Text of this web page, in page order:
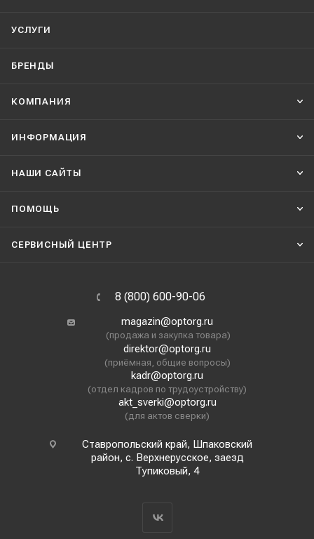
УСЛУГИ
БРЕНДЫ
КОМПАНИЯ
ИНФОРМАЦИЯ
НАШИ CАЙТЫ
ПОМОЩЬ
СЕРВИСНЫЙ ЦЕНТР
8 (800) 600-90-06
magazin@optorg.ru
(продажа и закупка товара)
direktor@optorg.ru
(приёмная, общие вопросы)
kadr@optorg.ru
(отдел кадров по трудоустройству)
akt_sverki@optorg.ru
(для актов сверки)
Ставропольский край, Шпаковский
район, с. Верхнерусское, заезд
Тупиковый, 4